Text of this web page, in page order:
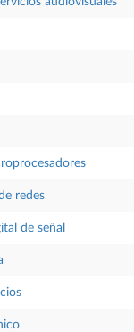
redes
de señal